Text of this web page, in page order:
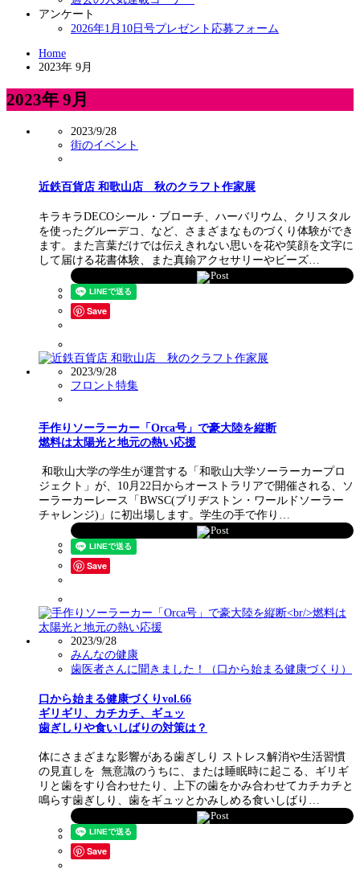
アンケート
2026年1月10日号プレゼント応募フォーム
Home
2023年 9月
2023年 9月
2023/9/28
街のイベント
近鉄百貨店 和歌山店 秋のクラフト作家展
キラキラDECOシール・ブローチ、ハーバリウム、クリスタル
を使ったグルーデコ、など、さまざまなものづくり体験ができ
ます。また言葉だけでは伝えきれない思いを花や笑顔を文字に
して届ける花書体験、また真鍮アクセサリーやビーズ…
Post
Save
2023/9/28
フロント特集
手作りソーラーカー「Orca号」で豪大陸を縦断
燃料は太陽光と地元の熱い応援
和歌山大学の学生が運営する「和歌山大学ソーラーカープロ
ジェクト」が、10月22日からオーストラリアで開催される、ソ
ーラーカーレース「BWSC(ブリヂストン・ワールドソーラー
チャレンジ)」に初出場します。学生の手で作り…
Post
Save
2023/9/28
みんなの健康
歯医者さんに聞きました！（口から始まる健康づくり）
口から始まる健康づくりvol.66
ギリギリ、カチカチ、ギュッ
歯ぎしりや食いしばりの対策は？
体にさまざまな影響がある歯ぎしり ストレス解消や生活習慣
の見直しを 無意識のうちに、または睡眠時に起こる、ギリギ
リと歯をすり合わせたり、上下の歯をかみ合わせてカチカチと
鳴らす歯ぎしり、歯をギュッとかみしめる食いしばり…
Post
Save